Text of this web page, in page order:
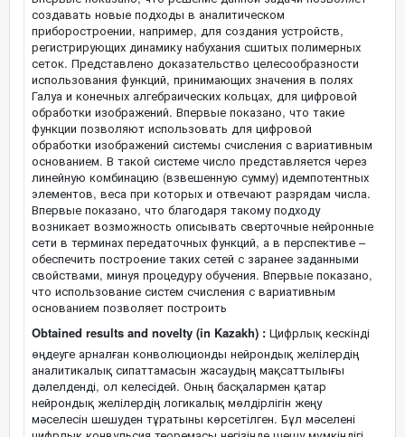
создавать новые подходы в аналитическом
приборостроении, например, для создания устройств,
регистрирующих динамику набухания сшитых полимерных
сеток. Представлено доказательство целесообразности
использования функций, принимающих значения в полях
Галуа и конечных алгебраических кольцах, для цифровой
обработки изображений. Впервые показано, что такие
функции позволяют использовать для цифровой
обработки изображений системы счисления с вариативным
основанием. В такой системе число представляется через
линейную комбинацию (взвешенную сумму) идемпотентных
элементов, веса при которых и отвечают разрядам числа.
Впервые показано, что благодаря такому подходу
возникает возможность описывать сверточные нейронные
сети в терминах передаточных функций, а в перспективе –
обеспечить построение таких сетей с заранее заданными
свойствами, минуя процедуру обучения. Впервые показано,
что использование систем счисления с вариативным
основанием позволяет построить
Obtained results and novelty (in Kazakh) : Цифрлық кескінді
өңдеуге арналған конволюционды нейрондық желілердің
аналитикалық сипаттамасын жасаудың мақсаттылығы
дәлелденді, ол келесідей. Оның басқалармен қатар
нейрондық желілердің логикалық мөлдірлігін жеңу
мәселесін шешуден тұратыны көрсетілген. Бұл мәселені